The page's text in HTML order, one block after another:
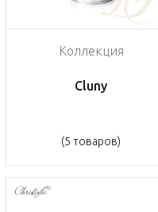
Коллекция
Cluny
(5 товаров)